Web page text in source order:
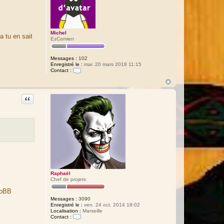
Michel
EzComien
Messages : 102
Enregistré le : mar. 20 mars 2018 11:15
Contact :
n
t
a
c
t
e
r
M
i
c
h
e
tu en sait
Raphaël
Chef de projets
Messages : 3090
Enregistré le : ven. 24 oct. 2014 18:02
Localisation : Marseille
Contact :
Citation